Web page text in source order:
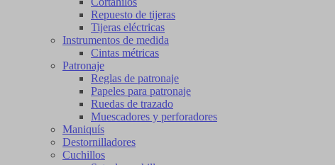
Repuesto de tijeras
Tijeras eléctricas
Instrumentos de medida
Cintas métricas
Patronaje
Reglas de patronaje
Papeles para patronaje
Ruedas de trazado
Muescadores y perforadores
Maniquís
Destornilladores
Cuchillos